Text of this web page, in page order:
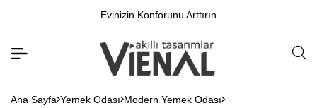
Evinizin Konforunu Arttırın
Ana Sayfa Yemek Odası Modern Yemek Odası